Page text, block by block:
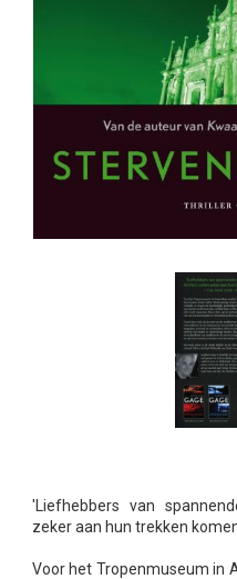
'Liefhebbers van
zeker aan hun trekken
Voor het Tropenmuseum in